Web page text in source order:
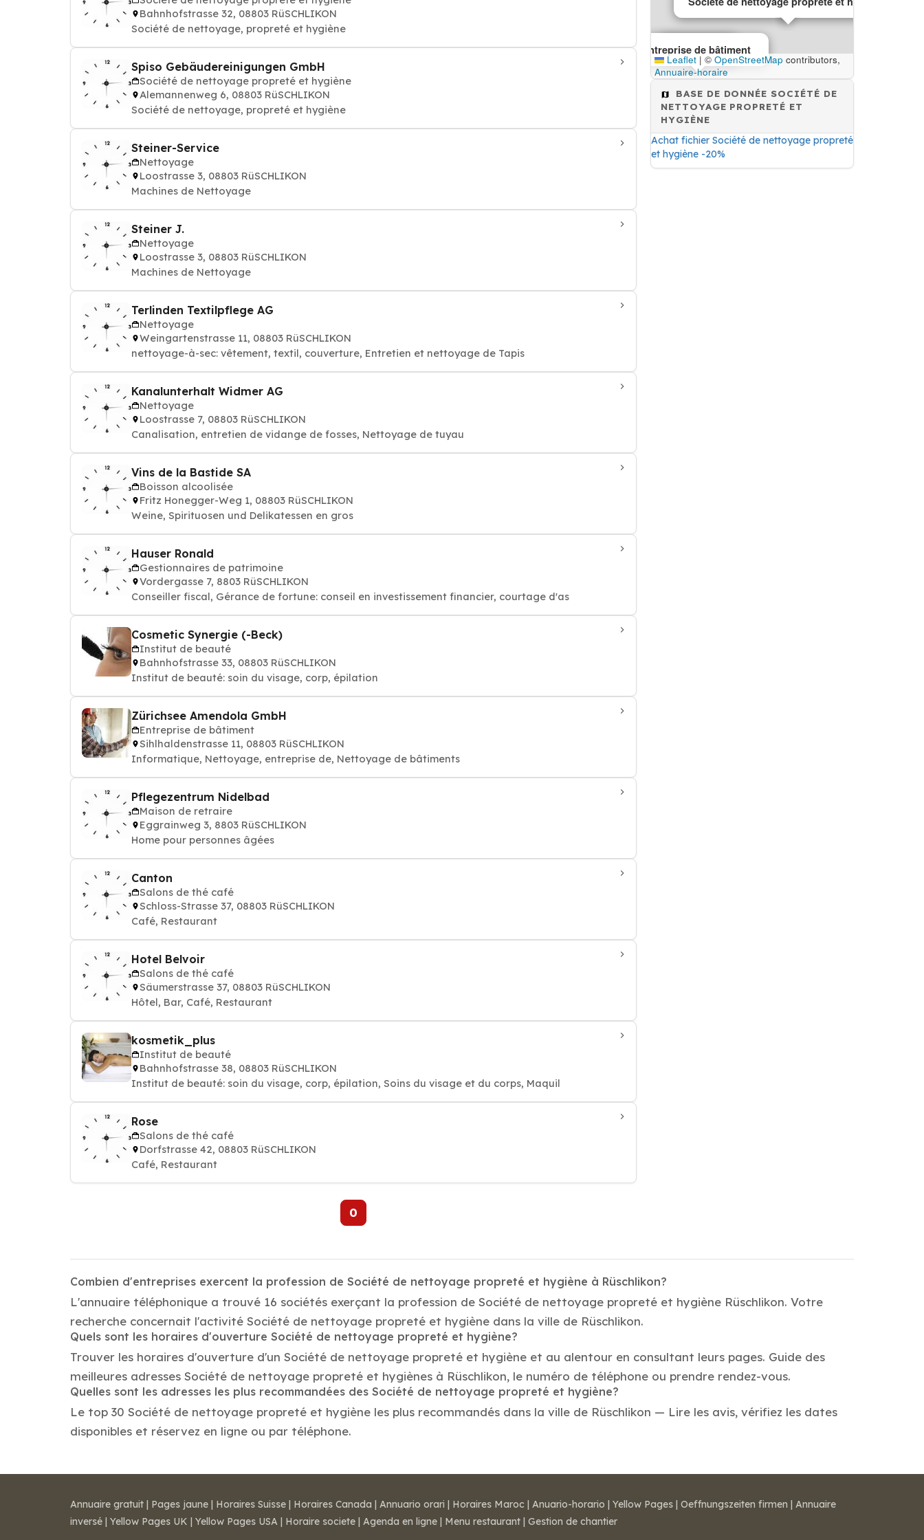
Bahnhofstrasse 32, 08803 RüSCHLIKON
Société de nettoyage, propreté et hygiène
Spiso Gebäudereinigungen GmbH
Société de nettoyage propreté et hygiène
Alemannenweg 6, 08803 RüSCHLIKON
Société de nettoyage, propreté et hygiène
Steiner-Service
Nettoyage
Loostrasse 3, 08803 RüSCHLIKON
Machines de Nettoyage
Steiner J.
Nettoyage
Loostrasse 3, 08803 RüSCHLIKON
Machines de Nettoyage
Terlinden Textilpflege AG
Nettoyage
Weingartenstrasse 11, 08803 RüSCHLIKON
nettoyage-à-sec: vêtement, textil, couverture, Entretien et nettoyage de Tapis
Kanalunterhalt Widmer AG
Nettoyage
Loostrasse 7, 08803 RüSCHLIKON
Canalisation, entretien de vidange de fosses, Nettoyage de tuyau
Vins de la Bastide SA
Boisson alcoolisée
Fritz Honegger-Weg 1, 08803 RüSCHLIKON
Weine, Spirituosen und Delikatessen en gros
Hauser Ronald
Gestionnaires de patrimoine
Vordergasse 7, 8803 RüSCHLIKON
Conseiller fiscal, Gérance de fortune: conseil en investissement financier, courtage d'as
Cosmetic Synergie (-Beck)
Institut de beauté
Bahnhofstrasse 33, 08803 RüSCHLIKON
Institut de beauté: soin du visage, corp, épilation
Zürichsee Amendola GmbH
Entreprise de bâtiment
Sihlhaldenstrasse 11, 08803 RüSCHLIKON
Informatique, Nettoyage, entreprise de, Nettoyage de bâtiments
Pflegezentrum Nidelbad
Maison de retraire
Eggrainweg 3, 8803 RüSCHLIKON
Home pour personnes âgées
Canton
Salons de thé café
Schloss-Strasse 37, 08803 RüSCHLIKON
Café, Restaurant
Hotel Belvoir
Salons de thé café
Säumerstrasse 37, 08803 RüSCHLIKON
Hôtel, Bar, Café, Restaurant
kosmetik_plus
Institut de beauté
Bahnhofstrasse 38, 08803 RüSCHLIKON
Institut de beauté: soin du visage, corp, épilation, Soins du visage et du corps, Maquil
Rose
Salons de thé café
Dorfstrasse 42, 08803 RüSCHLIKON
Café, Restaurant
0
Nettoyage
Entreprise de bâtiment
Leaflet | © OpenStreetMap contributors,
Annuaire-horaire
BASE DE DONNÉE SOCIÉTÉ DE
NETTOYAGE PROPRETÉ ET
HYGIÈNE
Achat fichier Société de nettoyage propreté
et hygiène -20%
Combien d'entreprises exercent la profession de Société de nettoyage propreté et hygiène à Rüschlikon?
L'annuaire téléphonique a trouvé 16 sociétés exerçant la profession de Société de nettoyage propreté et hygiène Rüschlikon. Votre
recherche concernait l'activité Société de nettoyage propreté et hygiène dans la ville de Rüschlikon.
Quels sont les horaires d'ouverture Société de nettoyage propreté et hygiène?
Trouver les horaires d'ouverture d'un Société de nettoyage propreté et hygiène et au alentour en consultant leurs pages. Guide des
meilleures adresses Société de nettoyage propreté et hygiènes à Rüschlikon, le numéro de téléphone ou prendre rendez-vous.
Quelles sont les adresses les plus recommandées des Société de nettoyage propreté et hygiène?
Le top 30 Société de nettoyage propreté et hygiène les plus recommandés dans la ville de Rüschlikon — Lire les avis, vérifiez les dates
disponibles et réservez en ligne ou par téléphone.
Annuaire gratuit | Pages jaune | Horaires Suisse | Horaires Canada | Annuario orari | Horaires Maroc | Anuario-horario | Yellow Pages | Oeffnungszeiten firmen | Annuaire
inversé | Yellow Pages UK | Yellow Pages USA | Horaire societe | Agenda en ligne | Menu restaurant | Gestion de chantier